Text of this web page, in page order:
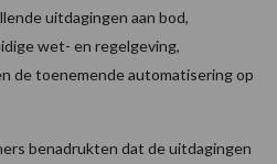
uitdagingen aan bod,
wet- en regelgeving,
de toenemende automatisering op
benadrukten dat de uitdagingen